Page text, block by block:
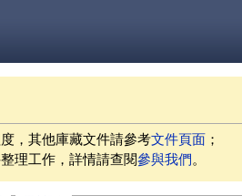
，其他庫藏文件請參考文件頁面 ；
理工作，詳情請查閱參與我們。